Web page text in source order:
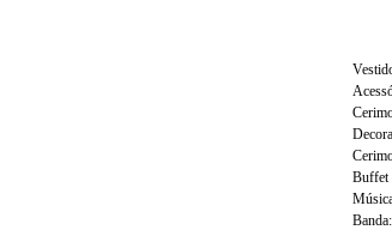
Buffet